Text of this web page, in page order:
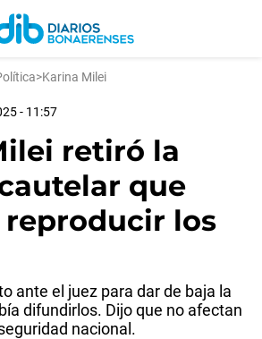
>Karina Milei
- 11:57
retiró la
que
los
ante el juez para dar de baja la
difundirlos. Dijo que no afectan
nacional.